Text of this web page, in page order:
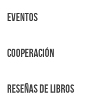
Eventos
Cooperación
Reseñas de libros